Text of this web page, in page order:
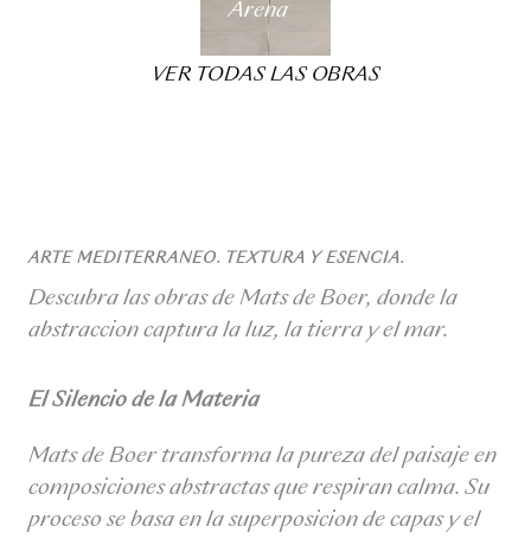
Arena
VER TODAS LAS OBRAS
ARTE MEDITERRÁNEO. TEXTURA Y ESENCIA.
Descubra las obras de Mats de Boer, donde la
abstracción captura la luz, la tierra y el mar.
El Silencio de la Materia
Mats de Boer transforma la pureza del paisaje en
composiciones abstractas que respiran calma. Su
proceso se basa en la superposición de capas y el